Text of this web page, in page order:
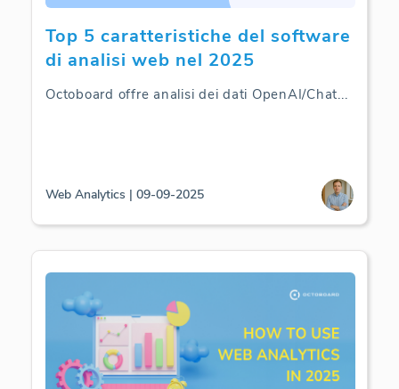
Top 5 caratteristiche del software
di analisi web nel 2025
Octoboard offre analisi dei dati OpenAI/Chat...
Web Analytics | 09-09-2025